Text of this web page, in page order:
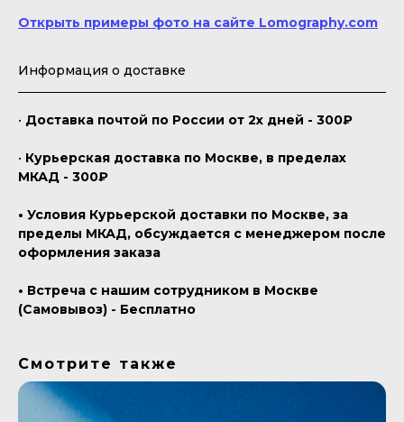
Открыть примеры фото на сайте Lomography.com
Информация о доставке
• Доставка почтой по России от 2х дней - 300₽
• Курьерская доставка по Москве, в пределах
МКАД - 300₽
• Условия Курьерской доставки по Москве, за
пределы МКАД, обсуждается с менеджером после
оформления заказа
• Встреча с нашим сотрудником в Москве
(Самовывоз) - Бесплатно
Смотрите также